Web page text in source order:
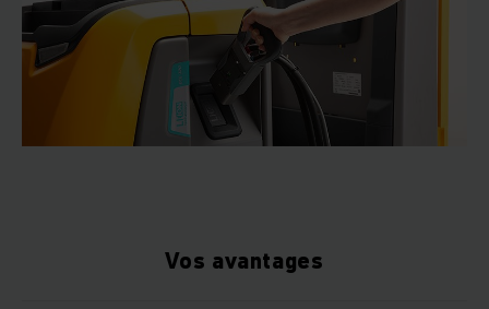
Vos avantages